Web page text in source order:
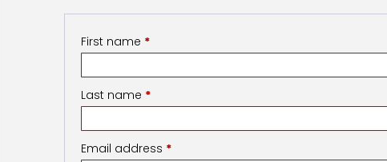
First name *
Last name *
Email address *